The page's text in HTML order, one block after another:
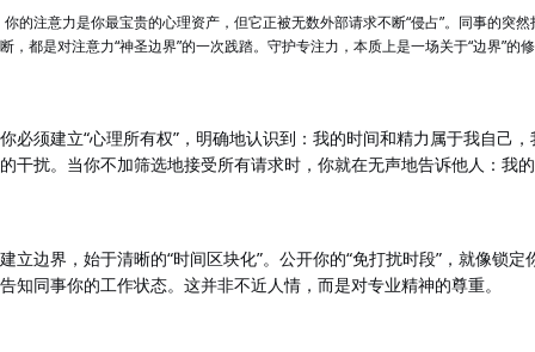
你的注意力是你最宝贵的心理资产，但它正被无数外部请求不断“侵占”。同事的突
断，都是对注意力“神圣边界”的一次践踏。守护专注力，本质上是一场关于“边界”的
你必须建立“心理所有权”，明确地认识到：我的时间和精力属于我自己
的干扰。当你不加筛选地接受所有请求时，你就在无声地告诉他人：我的
建立边界，始于清晰的“时间区块化”。公开你的“免打扰时段”，就像锁
告知同事你的工作状态。这并非不近人情，而是对专业精神的尊重。